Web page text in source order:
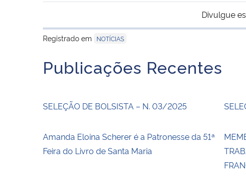
Divulgue
Registrado em
NOTÍCIAS
Publicações Recentes
SELEÇÃO DE BOLSISTA – N. 03/2025
Amanda Eloina Scherer é a Patronesse da 51ª
Feira do Livro de Santa Maria